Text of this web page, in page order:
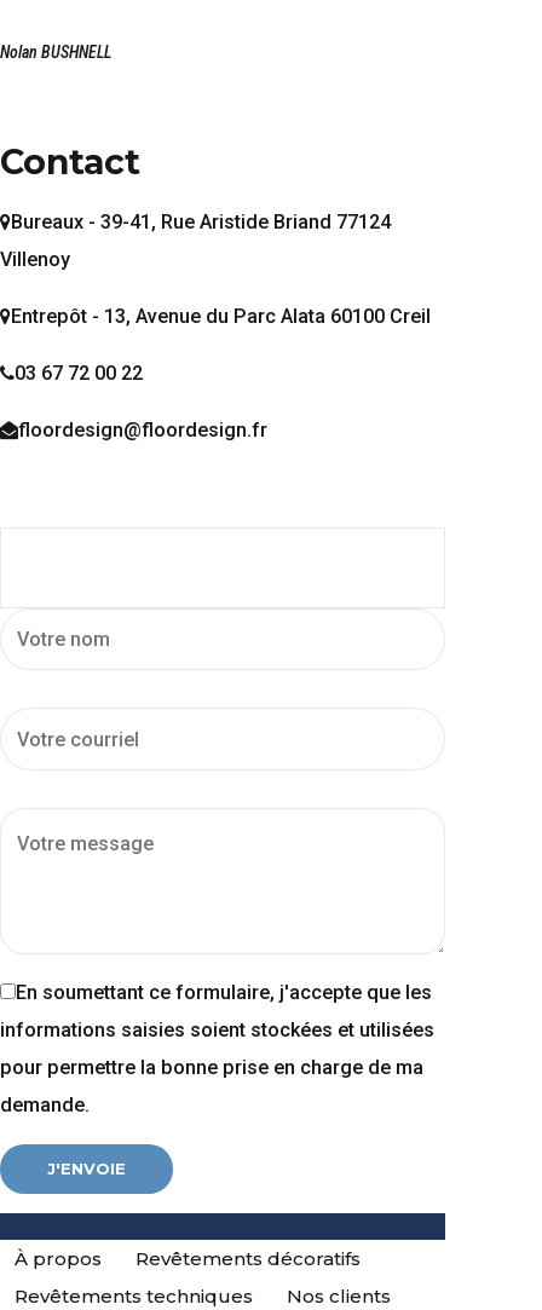
Nolan BUSHNELL
Contact
Bureaux - 39-41, Rue Aristide Briand 77124
Villenoy
Entrepôt - 13, Avenue du Parc Alata 60100 Creil
03 67 72 00 22
floordesign@floordesign.fr
En soumettant ce formulaire, j'accepte que les
informations saisies soient stockées et utilisées
pour permettre la bonne prise en charge de ma
demande.
À propos
Revêtements décoratifs
Revêtements techniques
Nos clients